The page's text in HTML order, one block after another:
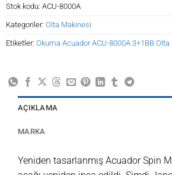
Stok kodu: ACU-8000A
Kategoriler: Olta Makinesi
Etiketler: Okuma Acuador ACU-8000A 3+1BB
AÇIKLAMA
MARKA
Yeniden tasarlanmış Acuador Spin